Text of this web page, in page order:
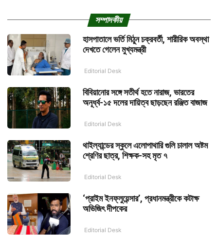
সম্পাদকীয়
হাসপাতালে ভর্তি মিঠুন চক্রবর্তী, শারীরিক অবস্থা
দেখতে গেলেন মুখ্যমন্ত্রী
Editorial Desk
বিবিয়ানোর সঙ্গে সতীর্থ হতে নারাজ, ভারতের
অনূর্ধ্ব-১৫ দলের দায়িত্ব ছাড়ছেন রঞ্জিত বাজাজ
Editorial Desk
থাইল্যান্ডের স্কুলে এলোপাথারি গুলি চালাল অষ্টম
শ্রেণির ছাত্র, শিক্ষক-সহ মৃত ৭
Editorial Desk
‘প্রাইম ইনফ্লুয়েন্সার’, প্রধানমন্ত্রীকে কটাক্ষ
অভিজিৎ দীপকের
Editorial Desk